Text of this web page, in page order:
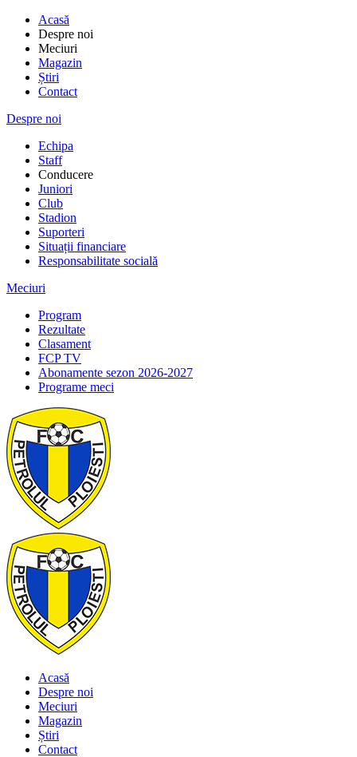
Acasă
Despre noi
Meciuri
Magazin
Știri
Contact
Despre noi
Echipa
Staff
Conducere
Juniori
Club
Stadion
Suporteri
Situații financiare
Responsabilitate socială
Meciuri
Program
Rezultate
Clasament
FCP TV
Abonamente sezon 2026-2027
Programe meci
Acasă
Despre noi
Meciuri
Magazin
Știri
Contact